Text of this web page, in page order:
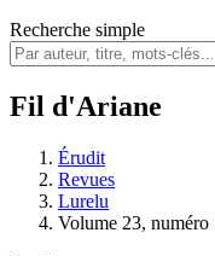
Recherche simple
Fil d'Ariane
Érudit
Revues
Lurelu
Volume 23, numéro